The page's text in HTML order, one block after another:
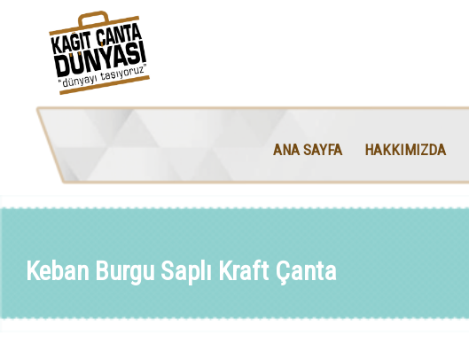
ANA SAYFA HAKKIMIZDA
Keban Burgu Saplı Kraft Çanta